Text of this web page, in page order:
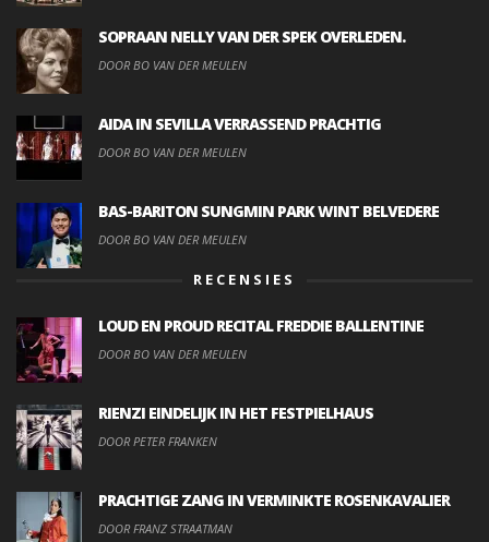
SOPRAAN NELLY VAN DER SPEK OVERLEDEN.
DOOR BO VAN DER MEULEN
AIDA IN SEVILLA VERRASSEND PRACHTIG
DOOR BO VAN DER MEULEN
BAS-BARITON SUNGMIN PARK WINT BELVEDERE
DOOR BO VAN DER MEULEN
RECENSIES
LOUD EN PROUD RECITAL FREDDIE BALLENTINE
DOOR BO VAN DER MEULEN
RIENZI EINDELIJK IN HET FESTPIELHAUS
DOOR PETER FRANKEN
PRACHTIGE ZANG IN VERMINKTE ROSENKAVALIER
DOOR FRANZ STRAATMAN